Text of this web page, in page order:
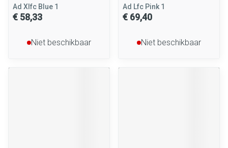
Ad Xlfc Blue 1
€ 58,33
Niet beschikbaar
Ad Lfc Pink 1
€ 69,40
Niet beschikbaar